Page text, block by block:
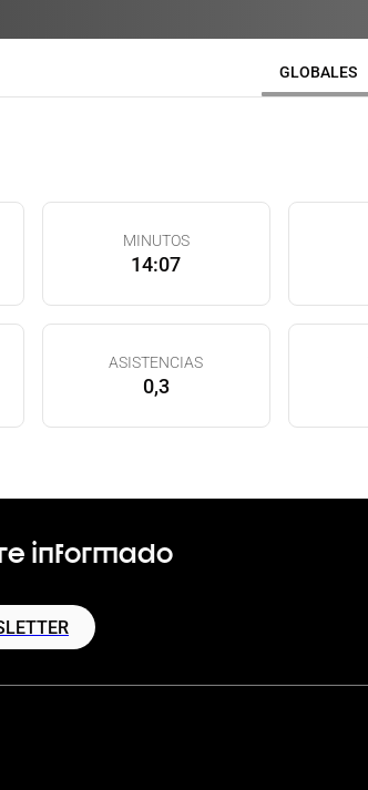
GLOBALES
MINUTOS
14:07
ASISTENCIAS
0,3
informado